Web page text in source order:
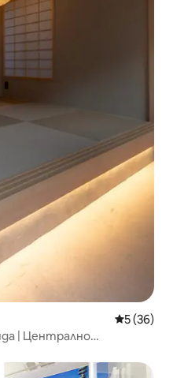
Средна
5 (36)
| Централно
и др. | Модерен японски